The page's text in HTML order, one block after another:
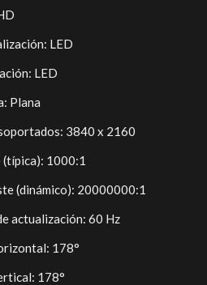
LED
LED
Plana
3840 x 2160
(típica): 1000:1
(dinámico): 20000000:1
actualización: 60 Hz
178°
178°